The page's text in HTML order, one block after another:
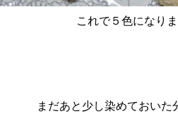
これで５色になりま
まだあと少し染めておいた